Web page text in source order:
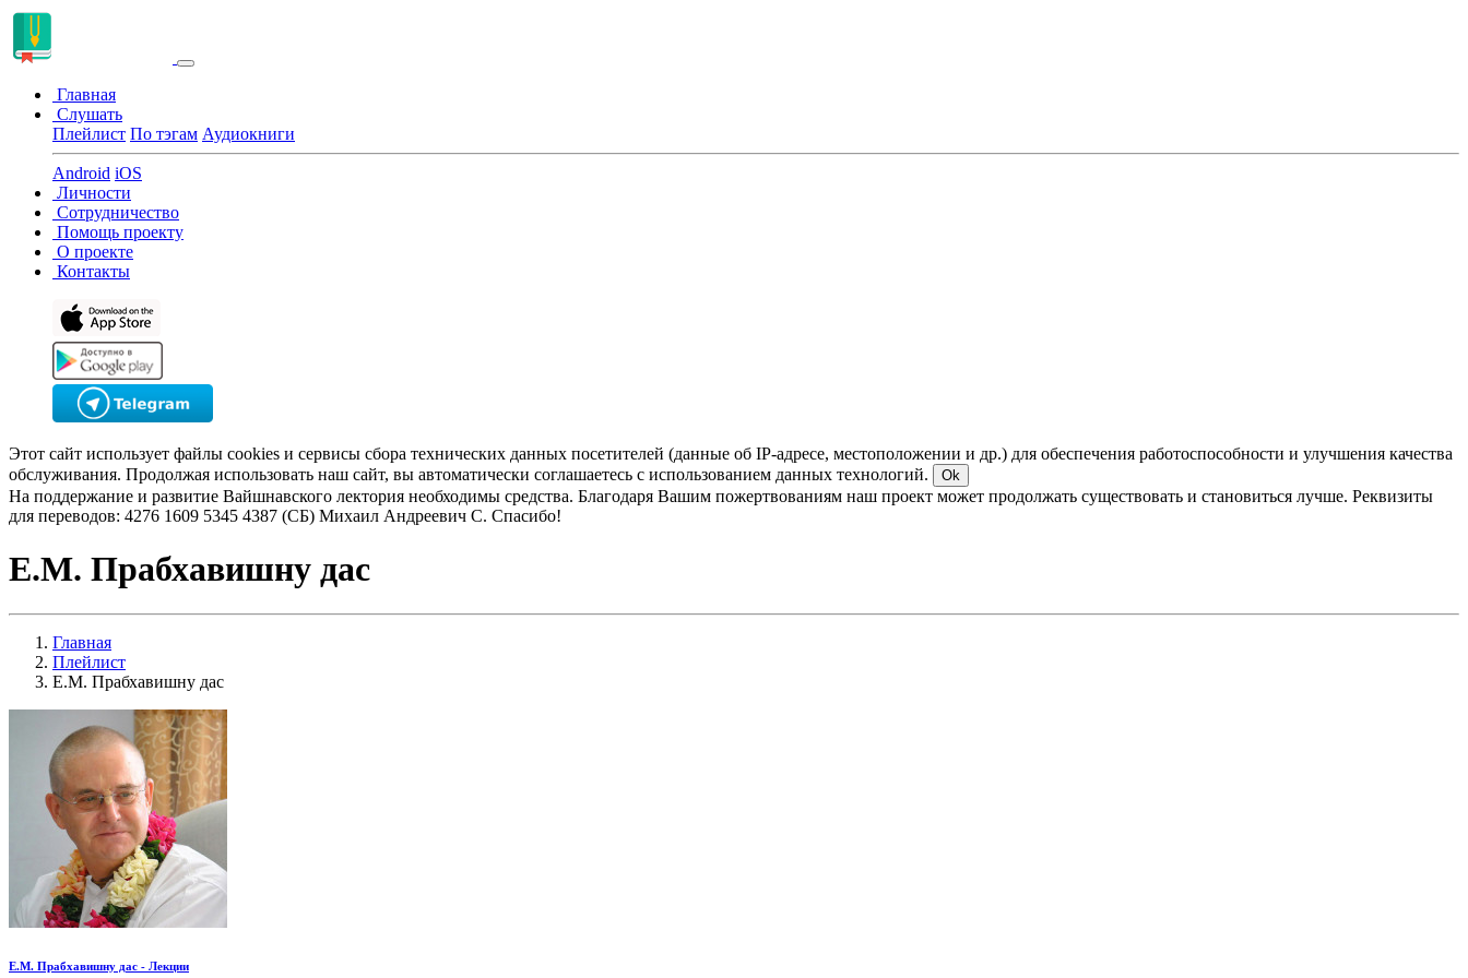
Главная
Слушать
Плейлист По тэгам Аудиокниги
Android iOS
Личности
Сотрудничество
Помощь проекту
О проекте
Контакты
Этот сайт использует файлы cookies и сервисы сбора технических данных посетителей (данные об IP-адресе, местоположении и др.) для обеспечения работоспособности и улучшения качества
обслуживания. Продолжая использовать наш сайт, вы автоматически соглашаетесь с использованием данных технологий.
Ok
На поддержание и развитие Вайшнавского лектория необходимы средства. Благодаря Вашим пожертвованиям наш проект может продолжать существовать и становиться лучше. Реквизиты
для переводов: 4276 1609 5345 4387 (СБ) Михаил Андреевич С. Спасибо!
Е.М. Прабхавишну дас
Главная
Плейлист
Е.М. Прабхавишну дас
Е.М. Прабхавишну дас - Лекции